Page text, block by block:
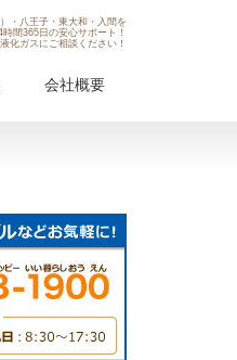
・八王子・東大和・入間を
時間365日の安心サポート！
化ガスにご相談ください！
会社概要